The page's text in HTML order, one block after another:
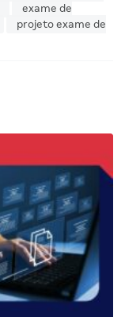
exame de
projeto exame de